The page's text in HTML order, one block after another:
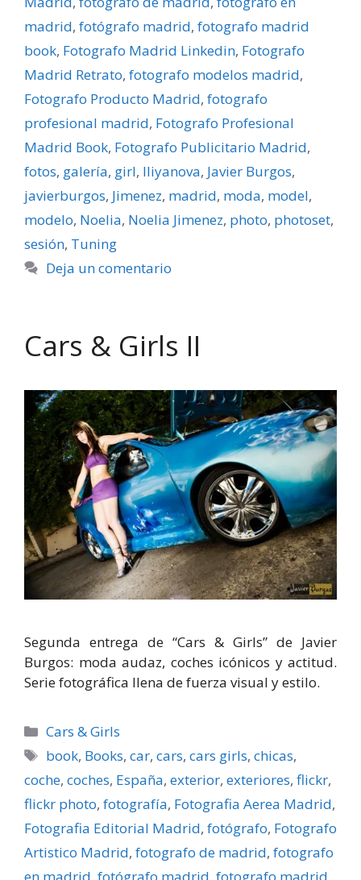
madrid, fotógrafo madrid, fotografo madrid
book, Fotografo Madrid Linkedin, Fotografo
Madrid Retrato, fotografo modelos madrid,
Fotografo Producto Madrid, fotografo
profesional madrid, Fotografo Profesional
Madrid Book, Fotografo Publicitario Madrid,
fotos, galerí­a, girl, Iliyanova, Javier Burgos,
javierburgos, Jimenez, madrid, moda, model,
modelo, Noelia, Noelia Jimenez, photo, photoset,
sesión, Tuning
Deja un comentario
Cars & Girls II
Segunda entrega de “Cars & Girls” de Javier
Burgos: moda audaz, coches icónicos y actitud.
Serie fotográfica llena de fuerza visual y estilo.
Categorías
Cars & Girls
Etiquetas
book, Books,car,cars,cars girls,chicas,
coche, coches, España, exterior, exteriores, flickr,
flickr photo, fotografí­a, Fotografia Aerea Madrid,
Fotografia Editorial Madrid, fotógrafo, Fotografo
Artistico Madrid, fotografo de madrid, fotografo
en madrid fotógrafo madrid fotografo madrid